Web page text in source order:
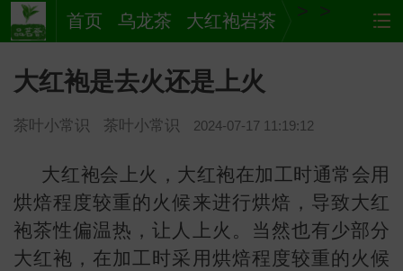
茶
首页 >
乌龙茶 >
大红袍岩茶
网站
大红袍是去火还是上火
茶叶小常识 茶叶小常识 2024-07-17 11:19:12
大红袍会上火，大红袍在加工时通常会用
烘焙程度较重的火候来进行烘焙，导致大红
袍茶性偏温热，让人上火。当然也有少部分
大红袍，在加工时采用烘焙程度较重的火候